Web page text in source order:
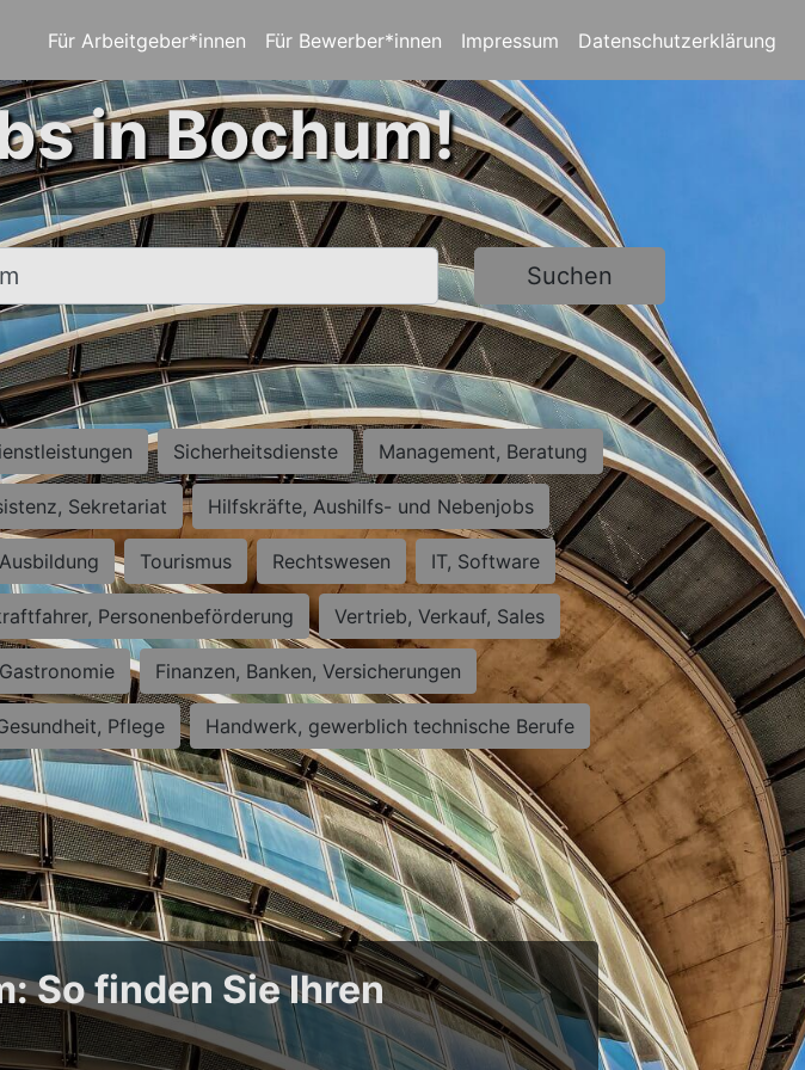
Für Arbeitgeber*innen Für Bewerber*innen Impressum Datenschutzerklärung
in Bochum!
Suchen
Sicherheitsdienste Management, Beratung
Sekretariat Hilfskräfte, Aushilfs- und Nebenjobs
Tourismus Rechtswesen IT, Software
Personenbeförderung Vertrieb, Verkauf, Sales
Gastronomie Finanzen, Banken, Versicherungen
Pflege Handwerk, gewerblich technische Berufe
So finden Sie Ihren